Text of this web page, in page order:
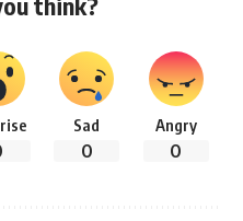
Sad
0
Angry
0